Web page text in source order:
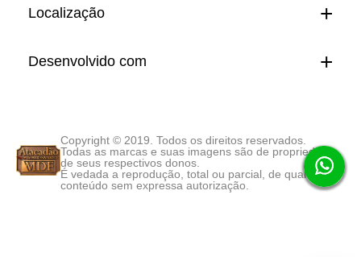
Localização
Desenvolvido com
Copyright © 2019. Todos os direitos reservados.
Todas as marcas e suas imagens são de propriedade
de seus respectivos donos.
É vedada a reprodução, total ou parcial, de qualquer
conteúdo sem expressa autorização.